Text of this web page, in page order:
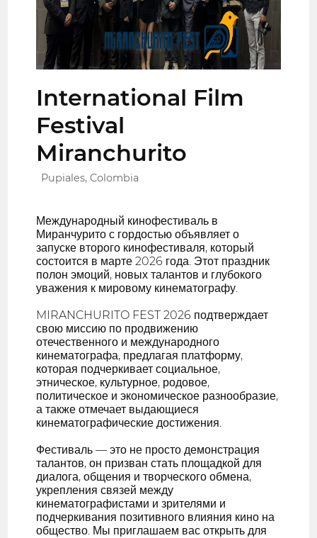
International Film
Festival
Miranchurito
Pupiales, Colombia
Международный кинофестиваль в
Миранчурито с гордостью объявляет о
запуске второго кинофестиваля, который
состоится в марте 2026 года. Этот праздник
полон эмоций, новых талантов и глубокого
уважения к мировому кинематографу.
MIRANCHURITO FEST 2026 подтверждает
свою миссию по продвижению
отечественного и международного
кинематографа, предлагая платформу,
которая подчеркивает социальное,
этническое, культурное, родовое,
политическое и экономическое разнообразие,
а также отмечает выдающиеся
кинематографические достижения.
Фестиваль — это не просто демонстрация
талантов, он призван стать площадкой для
диалога, общения и творческого обмена,
укрепления связей между
кинематографистами и зрителями и
подчеркивания позитивного влияния кино на
общество. Мы приглашаем вас открыть для